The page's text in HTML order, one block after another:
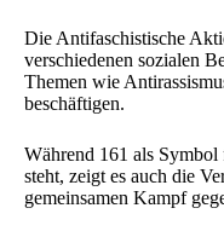
Die Antifaschistische
verschiedenen sozialen
Themen wie
beschäftigen.
Während 161 als
steht, zeigt es auch die
gemeinsamen Kampf